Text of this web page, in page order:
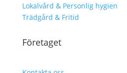
Lokalvård & Personlig hygien
Trädgård & Fritid
Företaget